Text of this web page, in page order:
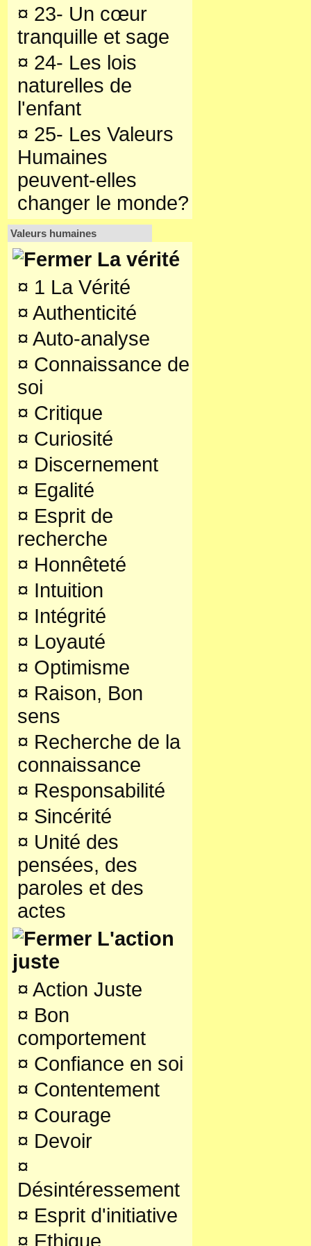
¤ 23- Un cœur
tranquille et sage
¤ 24- Les lois
naturelles de
l'enfant
¤ 25- Les Valeurs
Humaines
peuvent-elles
changer le monde?
Valeurs humaines
La vérité
¤ 1 La Vérité
¤ Authenticité
¤ Auto-analyse
¤ Connaissance de
soi
¤ Critique
¤ Curiosité
¤ Discernement
¤ Egalité
¤ Esprit de
recherche
¤ Honnêteté
¤ Intuition
¤ Intégrité
¤ Loyauté
¤ Optimisme
¤ Raison, Bon
sens
¤ Recherche de la
connaissance
¤ Responsabilité
¤ Sincérité
¤ Unité des
pensées, des
paroles et des
actes
L'action
juste
¤ Action Juste
¤ Bon
comportement
¤ Confiance en soi
¤ Contentement
¤ Courage
¤ Devoir
¤
Désintéressement
¤ Esprit d'initiative
¤ Ethique